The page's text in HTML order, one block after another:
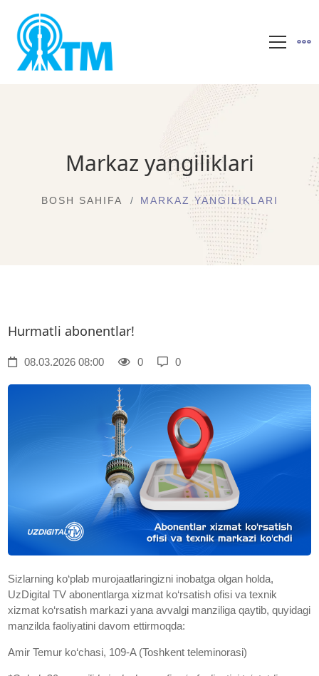
Markaz yangiliklari
BOSH SAHIFA MARKAZ YANGILIKLARI
Hurmatli abonentlar!
08.03.2026 08:00 0 0
Sizlarning ko‘plab murojaatlaringizni inobatga olgan holda,
UzDigital TV abonentlarga xizmat ko‘rsatish ofisi va texnik
xizmat ko‘rsatish markazi yana avvalgi manziliga qaytib, quyidagi
manzilda faoliyatini davom ettirmoqda:
Amir Temur ko‘chasi, 109-A (Toshkent teleminorasi)